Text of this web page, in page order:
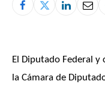
El Diputado Federal
la Cámara de